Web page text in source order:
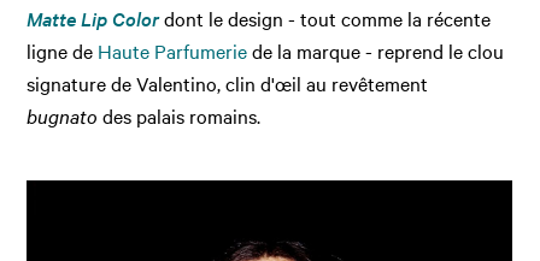
Matte Lip Colordont le design - tout comme la récente
ligne de Haute Parfumeriede la marque - reprend le clou
signature de Valentino, clin d'œil au revêtement
bugnato des palais romains.